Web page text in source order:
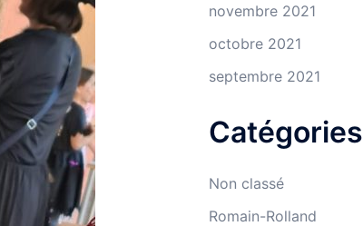
novembre 2021
octobre 2021
septembre 2021
Catégories
Non classé
Romain-Rolland